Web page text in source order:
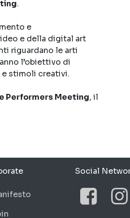
.
e
e della digital art
riguardano le arti
l’obiettivo di
stimoli creativi.
Performers Meeting, il
Social